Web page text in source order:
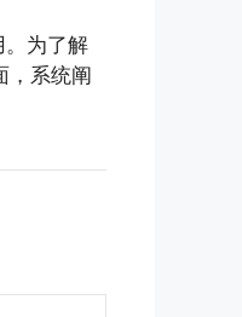
。为了解
，系统阐